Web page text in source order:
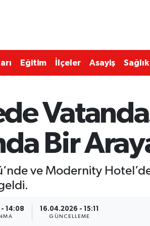
Eğitim İlçeler Asayiş Sağlık
Bir
ve Modernity
14:08 16.04.2026 - 15:11
GÜNCELLEME